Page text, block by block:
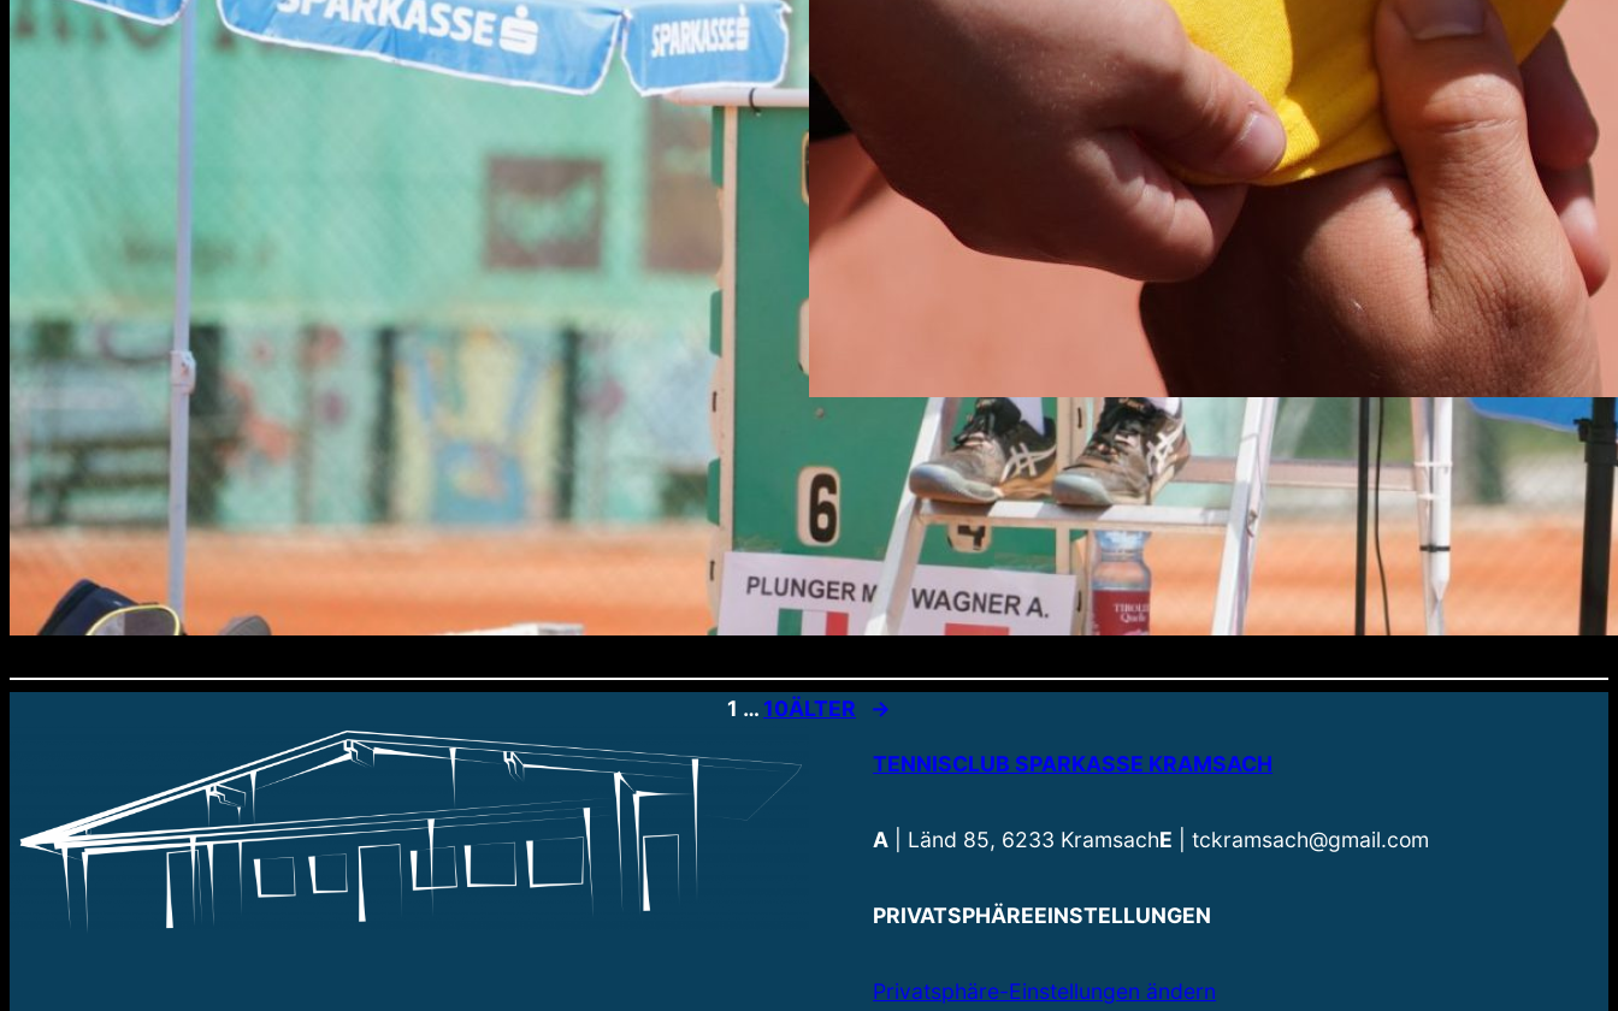
1 … 10ÄLTER →
TENNISCLUB SPARKASSE KRAMSACH
A | Länd 85, 6233 KramsachE | tckramsach@gmail.com
PRIVATSPHÄREEINSTELLUNGEN
Privatsphäre-Einstellungen ändern